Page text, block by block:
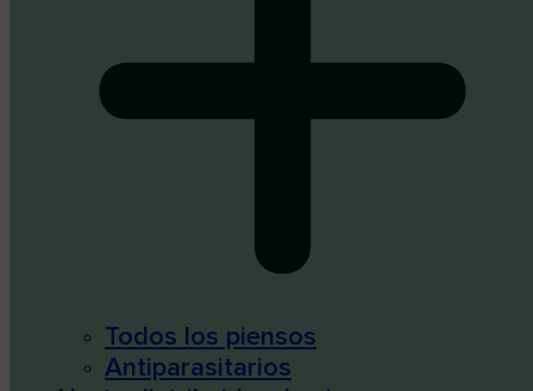
Todos los piensos
Antiparasitarios